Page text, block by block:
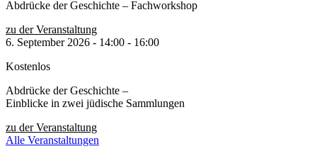
Abdrücke der Geschichte – Fachworkshop
zu der Veranstaltung
6. September 2026 - 14:00 - 16:00
Kostenlos
Abdrücke der Geschichte –
Einblicke in zwei jüdische Sammlungen
zu der Veranstaltung
Alle Veranstaltungen